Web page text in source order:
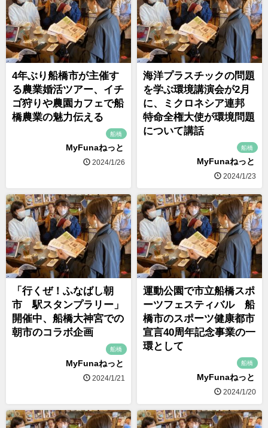
4年ぶり船橋市が主催す
る農業婚活ツアー、イチ
ゴ狩りや農園カフェで船
橋農業の魅力伝える
船橋
MyFunaねっと
2024/1/26
海洋プラスチックの問題
を学ぶ環境講演会が2月
に、ミクロネシア連邦
特命全権大使が環境問題
について講話
船橋
MyFunaねっと
2024/1/23
「行くぜ！ふなばし朝
市 駅スタンプラリー」
開催中、船橋大神宮での
朝市のコラボ企画
船橋
MyFunaねっと
2024/1/21
運動公園で市立船橋スポ
ーツフェスティバル 船
橋市のスポーツ健康都市
宣言40周年記念事業の一
環として
船橋
MyFunaねっと
2024/1/20